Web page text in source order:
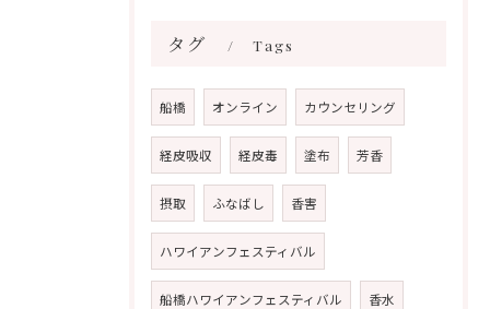
タグ Tags
船橋 オンライン カウンセリング
経皮吸収 経皮毒 塗布 芳香
摂取 ふなばし 香害
ハワイアンフェスティバル
船橋ハワイアンフェスティバル 香水